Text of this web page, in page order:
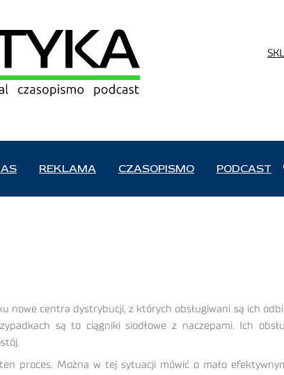
REKLAMA CZASOPISMO PODCAST
nowe centra dystrybucji, z których obsługiwani są ich
są to ciągniki siodłowe z naczepami. Ich
proces. Można w tej sytuacji mówić o mało